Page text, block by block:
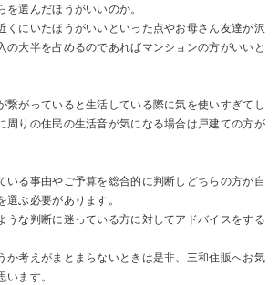
選んだほうがいいのか。
くにいたほうがいいといった点やお母さん友達が沢
の大半を占めるのであればマンションの方がいいと
繋がっていると生活している際に気を使いすぎてし
周りの住民の生活音が気になる場合は戸建ての方が
いる事由やご予算を総合的に判断しどちらの方が自
ぶ必要があります。
うな判断に迷っている方に対してアドバイスをする
か考えがまとまらないときは是非、三和住販へお気
ます。